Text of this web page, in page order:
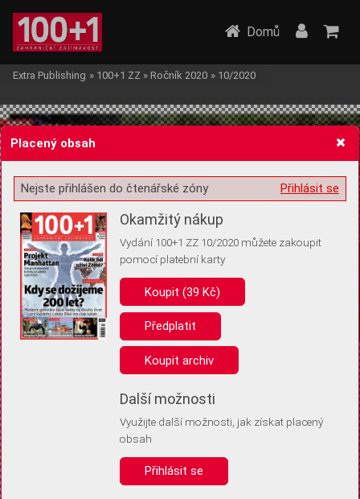
Žádost o souhlas s ukládáním volitelných informací
Pro základní fungování webu nepotřebujeme ukládat žádné informace
(tzv. cookies apod.). Rádi bychom vás ale požádali o souhlas s
uložením volitelných informací:
Anonymní unikátní ID
Díky němu příště poznáme, že se jedná o stejné zařízení, a
Identifikátor je zcela anonymní.
Vaše souhlasy a odmítnutí si ukládáme do vašeho zařízení, abychom se
vás už příště znovu neptali. Můžete je kdykoli později upravit ve Správě
Domů
Extra Publishing » 100+1 ZZ » Ročník 2020 » 10/2020
Placený obsah
Přihlásit se
Nejste přihlášen do čtenářské zóny
Okamžitý nákup
Vydání 100+1 ZZ 10/2020 můžete zakoupit
pomocí platební karty
Koupit (39 Kč)
Předplatit
Koupit archiv
Další možnosti
Využijte další možnosti, jak získat placený
obsah
Přihlásit se